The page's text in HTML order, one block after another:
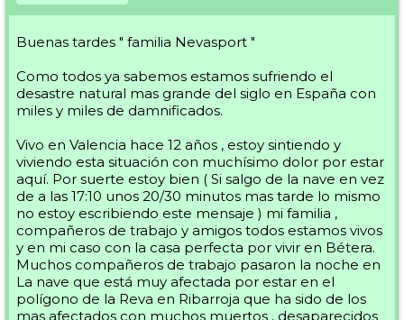
Buenas tardes " familia Nevasport "
Como todos ya sabemos estamos sufriendo el
desastre natural mas grande del siglo en España con
miles y miles de damnificados.
Vivo en Valencia hace 12 años , estoy sintiendo y
viviendo esta situación con muchísimo dolor por estar
aquí. Por suerte estoy bien ( Si salgo de la nave en vez
de a las 17:10 unos 20/30 minutos mas tarde lo mismo
no estoy escribiendo este mensaje ) mi familia ,
compañeros de trabajo y amigos todos estamos vivos
y en mi caso con la casa perfecta por vivir en Bétera.
Muchos compañeros de trabajo pasaron la noche en
La nave que está muy afectada por estar en el
polígono de la Reva en Ribarroja que ha sido de los
mas afectados con muchos muertos , desaparecidos